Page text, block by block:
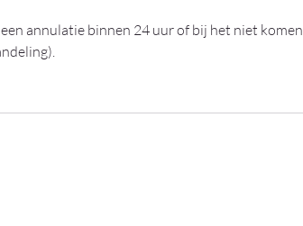
annulatie binnen 24 uur of bij het niet komen